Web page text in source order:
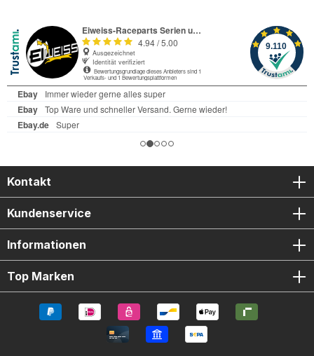
Kontakt
Kundenservice
Informationen
Top Marken